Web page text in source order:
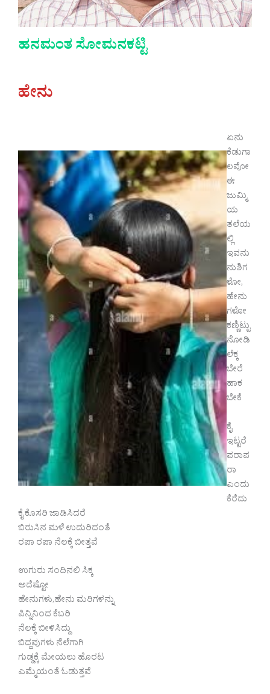
ಹನಮಂತ ಸೋಮನಕಟ್ಟಿ
ಹೇನು
ಏನು
ಕೆಡುಗಾ
ಲವೋ
ಈ
ಜುಮ್ಮಿ
ಯ
ತಲೆಯ
ಲ್ಲಿ
ಇವನು
ನುಶಿಗ
ಳೋ,
ಹೇನು
ಗಳೋ
ಕಣ್ಣಿಟ್ಟು
ನೋಡಿ
ಲೆಕ್ಕ
ಬೇರೆ
ಹಾಕ
ಬೇಕೆ
ಕೈ
ಇಟ್ಟರೆ
ಪರಾಪ
ರಾ
ಎಂದು
ಕೆರೆದು
ಕೈ ಕೊಸರಿ ಜಾಡಿಸಿದರೆ
ಬಿರುಸಿನ ಮಳೆ ಉದುರಿದಂತೆ
ರಪಾ ರಪಾ ನೆಲಕ್ಕೆ ಬೀತ್ತವೆ
ಉಗುರು ಸಂದಿನಲಿ ಸಿಕ್ಕ
ಅದೆಷ್ಟೋ
ಹೇನುಗಳು,ಹೇನು ಮರಿಗಳನ್ನು
ಪಿನ್ನಿನಿಂದ ಕೆಬರಿ
ನೆಲಕ್ಕೆ ಬೀಳಿಸಿದ್ದು
ಬಿದ್ದವುಗಳು ನೆಲೆಗಾಗಿ
ಗುಡ್ಡಕ್ಕೆ ಮೇಯಲು ಹೊರಟ
ಎಮ್ಮೆಯಂತೆ ಓಡುತ್ತವೆ